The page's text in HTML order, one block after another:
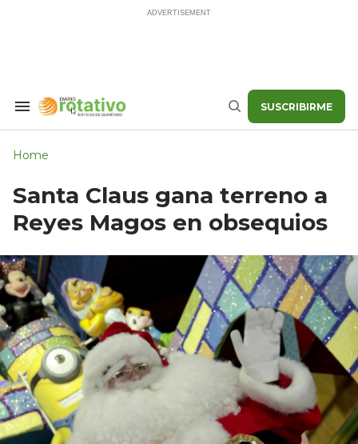
Search
Buscar SUSCRIBIRME
Home
Santa Claus gana terreno a
Reyes Magos en obsequios